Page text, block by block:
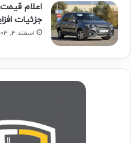
جزئیات
اسفند ۴, ۱۴۰۴